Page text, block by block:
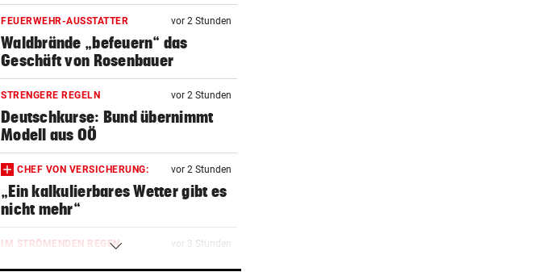
FEUERWEHR-AUSSTATTER vor 2 Stunden
Waldbrände „befeuern“ das
Geschäft von Rosenbauer
STRENGERE REGELN vor 2 Stunden
Deutschkurse: Bund übernimmt
Modell aus OÖ
CHEF VON VERSICHERUNG: vor 2 Stunden
„Ein kalkulierbares Wetter gibt es
nicht mehr“
IM STRÖMENDEN REGEN vor 3 Stunden
Herrl und Hund flogen mit Auto